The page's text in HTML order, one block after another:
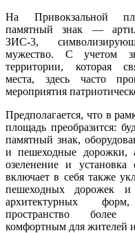
На Привокзальной
памятный знак —
ЗИС-3,
мужество. С учетом
территории, которая
места, здесь часто
мероприятия
Предполагается, что в
площадь преобразится:
памятный знак,
и пешеходные дорожки,
озеленение и установка
включает в себя также
пешеходных дорожек и
архитектурных
пространство
комфортным для жителей и